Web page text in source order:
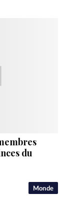
Monde
du